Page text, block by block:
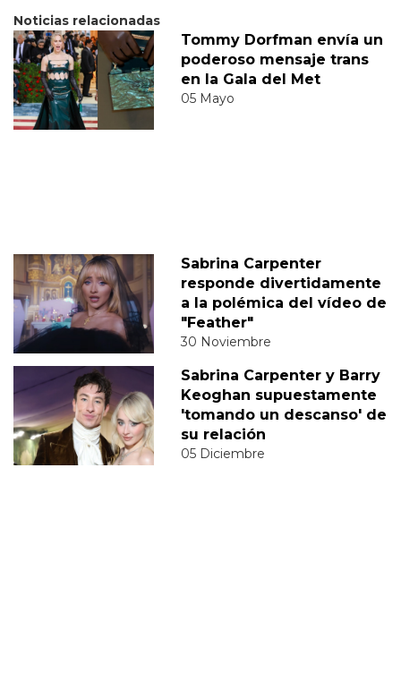
Noticias relacionadas
Tommy Dorfman envía un
poderoso mensaje trans
en la Gala del Met
05 Mayo
Sabrina Carpenter
responde divertidamente
a la polémica del vídeo de
"Feather"
30 Noviembre
Sabrina Carpenter y Barry
Keoghan supuestamente
'tomando un descanso' de
su relación
05 Diciembre